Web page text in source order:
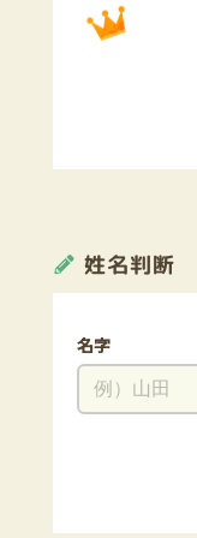
姓名判断
名字